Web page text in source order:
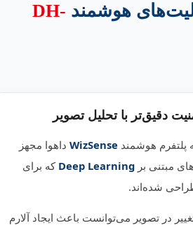
هوشمند DH-
دقیق‌تر با تحلیل تصویر
پلتفرم هوشمند WizSense داهوا مجهز
مبتنی بر Deep Learning که برای
شده‌اند.
در تصویر می‌توانست باعث ایجاد آلارم